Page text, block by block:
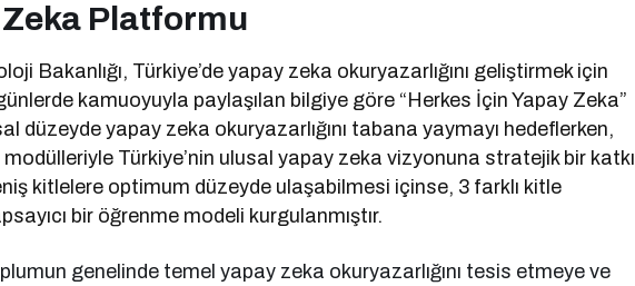
Platformu
Bakanlığı, Türkiye’de yapay zeka okuryazarlığını geliştirmek için
kamuoyuyla paylaşılan bilgiye göre “Herkes İçin Yapay Zeka”
yapay zeka okuryazarlığını tabana yaymayı hedeflerken,
Türkiye’nin ulusal yapay zeka vizyonuna stratejik bir katkı
kitlelere optimum düzeyde ulaşabilmesi içinse, 3 farklı kitle
bir öğrenme modeli kurgulanmıştır.
genelinde temel yapay zeka okuryazarlığını tesis etmeye ve